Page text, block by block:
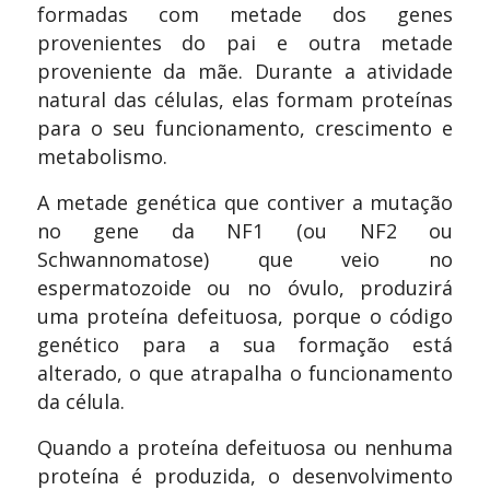
formadas com metade dos genes
provenientes do pai e outra metade
proveniente da mãe. Durante a atividade
natural das células, elas formam proteínas
para o seu funcionamento, crescimento e
metabolismo.
A metade genética que contiver a mutação
no gene da NF1 (ou NF2 ou
Schwannomatose) que veio no
espermatozoide ou no óvulo, produzirá
uma proteína defeituosa, porque o código
genético para a sua formação está
alterado, o que atrapalha o funcionamento
da célula.
Quando a proteína defeituosa ou nenhuma
proteína é produzida, o desenvolvimento